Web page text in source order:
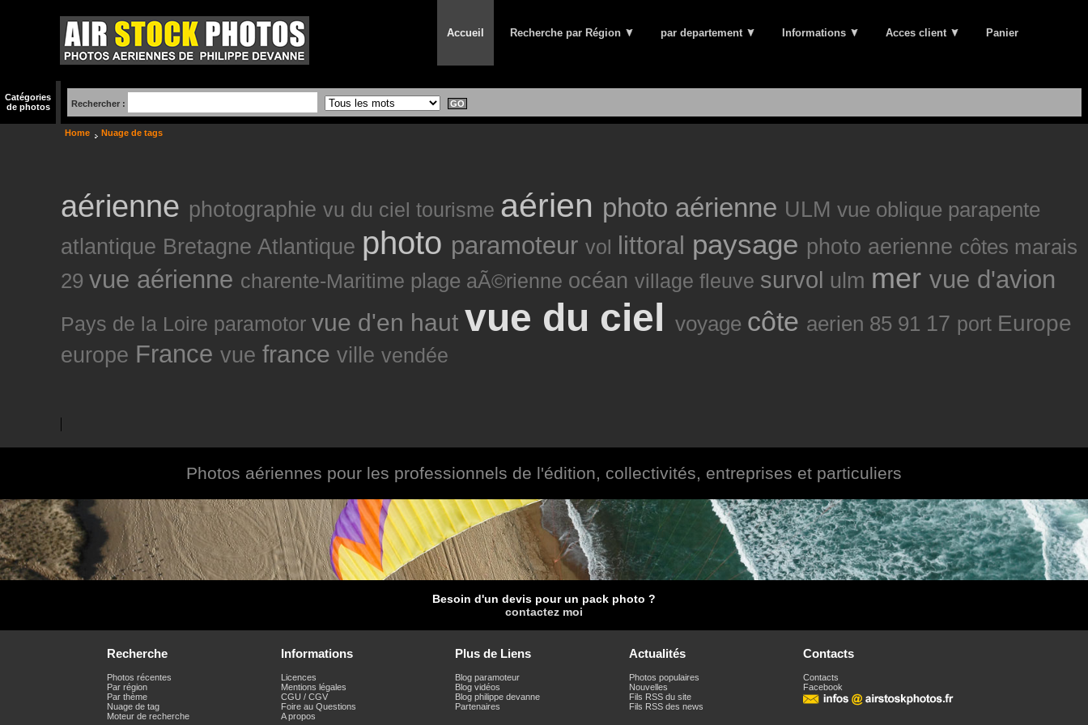
Accueil Recherche par Région par departement Informations Acces client Panier
Catégories
de photos
Rechercher :
Home Nuage de tags
aérienne photographie vu du ciel tourisme aérien photo aérienne ULM vue oblique parapente
atlantique Bretagne Atlantique photo paramoteur vol littoral paysage photo aerienne côtes marais
29 vue aérienne charente-Maritime plage aÃ©rienne océan village fleuve survol ulm mer vue d'avion
Pays de la Loire paramotor vue d'en haut vue du ciel voyage côte aerien 85 91 17 port Europe
europe France vue france ville vendée
Photos aériennes pour les professionnels de l'édition, collectivités, entreprises et particuliers
Besoin d'un devis pour un pack photo ?
contactez moi
Recherche
Photos récentes
Par région
Par thème
Nuage de tag
Moteur de recherche
Informations
Licences
Mentions légales
CGU / CGV
Foire au Questions
A propos
Plus de Liens
Blog paramoteur
Blog vidéos
Blog philippe devanne
Partenaires
Actualités
Photos populaires
Nouvelles
Fils RSS du site
Fils RSS des news
Contacts
Contacts
Facebook